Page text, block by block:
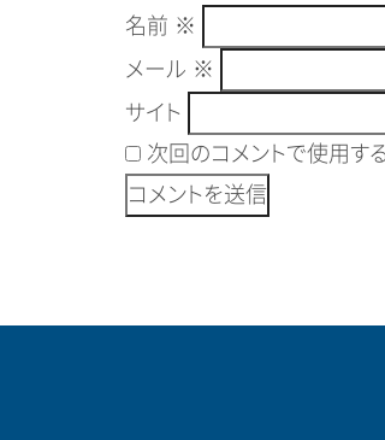
名前 ※
メール ※
サイト
次回のコメントで使用す